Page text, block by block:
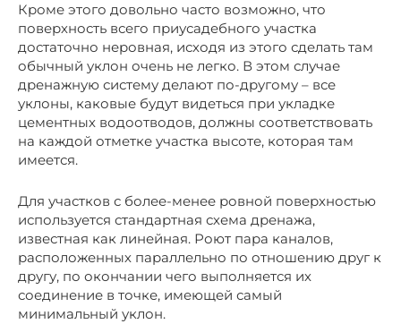
Кроме этого довольно часто возможно, что
поверхность всего приусадебного участка
достаточно неровная, исходя из этого сделать там
обычный уклон очень не легко. В этом случае
дренажную систему делают по-другому – все
уклоны, каковые будут видеться при укладке
цементных водоотводов, должны соответствовать
на каждой отметке участка высоте, которая там
имеется.
Для участков с более-менее ровной поверхностью
используется стандартная схема дренажа,
известная как линейная. Роют пара каналов,
расположенных параллельно по отношению друг к
другу, по окончании чего выполняется их
соединение в точке, имеющей самый
минимальный уклон.